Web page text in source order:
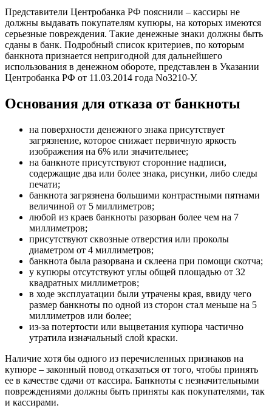
Представители Центробанка РФ пояснили – кассиры не
должны выдавать покупателям купюры, на которых имеются
серьезные повреждения. Такие денежные знаки должны быть
сданы в банк. Подробный список критериев, по которым
банкнота признается непригодной для дальнейшего
использования в денежном обороте, представлен в Указании
Центробанка РФ от 11.03.2014 года No3210-У.
Основания для отказа от банкноты
на поверхности денежного знака присутствует
загрязнение, которое снижает первичную яркость
изображения на 6% или значительнее;
на банкноте присутствуют сторонние надписи,
содержащие два или более знака, рисунки, либо следы
печати;
банкнота загрязнена большими контрастными пятнами
величиной от 5 миллиметров;
любой из краев банкноты разорван более чем на 7
миллиметров;
присутствуют сквозные отверстия или проколы
диаметром от 4 миллиметров;
банкнота была разорвана и склеена при помощи скотча;
у купюры отсутствуют углы общей площадью от 32
квадратных миллиметров;
в ходе эксплуатации были утрачены края, ввиду чего
размер банкноты по одной из сторон стал меньше на 5
миллиметров или более;
из-за потертости или выцветания купюра частично
утратила изначальный слой краски.
Наличие хотя бы одного из перечисленных признаков на
купюре – законный повод отказаться от того, чтобы принять
ее в качестве сдачи от кассира. Банкноты с незначительными
повреждениями должны быть приняты как покупателями, так
и кассирами.